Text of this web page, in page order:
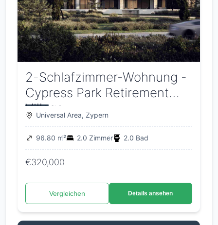
2-Schlafzimmer-Wohnung -
Cypress Park Retirement
Village
Universal Area, Zypern
96.80 m² 2.0 Zimmer 2.0 Bad
€320,000
Vergleichen Details ansehen